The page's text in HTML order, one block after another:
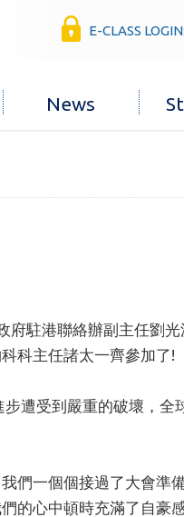
E-CLASS LOGIN:
News
府駐港聯絡辦副主任劉
科主任諸太一齊參加了!
遭受到嚴重的破壞，
們一個個接過了大會準
的心中頓時充滿了自